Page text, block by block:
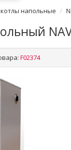
напольные
F02374